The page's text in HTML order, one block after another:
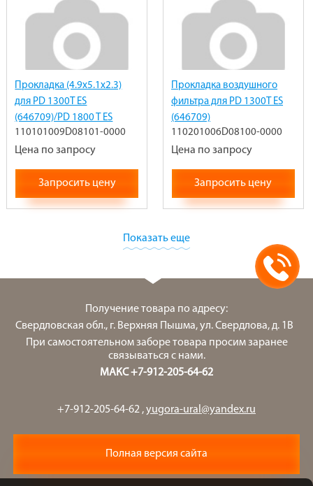
Прокладка (4.9x5.1x2.3)
для PD 1300T ES
(646709)/PD 1800 T ES
(646273)
110101009D08101-
110101009D08101-0000
Цена по запросу
Запросить цену
Прокладка воздушного
фильтра для PD 1300T ES
(646709)
110201006D08100-
0000_PD
110201006D08100-0000
Цена по запросу
Запросить цену
Показать еще
Получение товара по адресу:
Свердловская обл., г. Верхняя Пышма, ул. Свердлова, д. 1В
При самостоятельном заборе товара просим заранее
связываться с нами.
МАКС +7-912-205-64-62
+7-912-205-64-62 ,yugora-ural@yandex.ru
Полная версия сайта